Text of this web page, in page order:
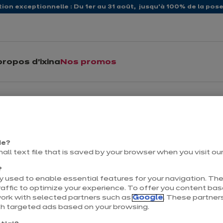
exceptionnelle : Du 1er au 31 août, jusqu’à 100% de la
d'ixina Nos promos
magasins ixina
cœur de la Normandie, nos magasins vous
équipes sont à votre écoute pour concrétiser vos envies
Magasin
Ouvert jusqu'à 19:00
text file that is saved by your browser when you visit
used to enable essential features for your navigation.
to optimize your experience. To offer you content
with selected partners such as Google. These
targeted ads based on your browsing.